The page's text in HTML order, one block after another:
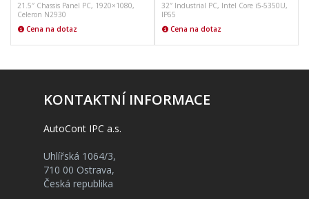
21.5″ Chassis Panel PC, 1920×1080,
Celeron N2930
Cena na dotaz
32″ Industrial PC, Intel Core i5-5350U,
IP65
Cena na dotaz
KONTAKTNÍ INFORMACE
AutoCont IPC a.s.
Uhlířská 1064/3,
710 00 Ostrava,
Česká republika